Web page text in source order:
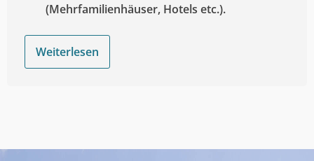
(Mehrfamilienhäuser, Hotels etc.).
Weiterlesen